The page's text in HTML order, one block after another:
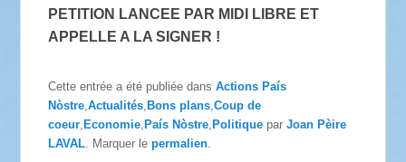
PETITION LANCEE PAR MIDI LIBRE ET
APPELLE A LA SIGNER !
Cette entrée a été publiée dansActions País
Nòstre ,Actualités Bons plans ,Coup de
coeur Economie País Nòstre Politique parJoan Pèire
LAVAL . Marquer lepermalien